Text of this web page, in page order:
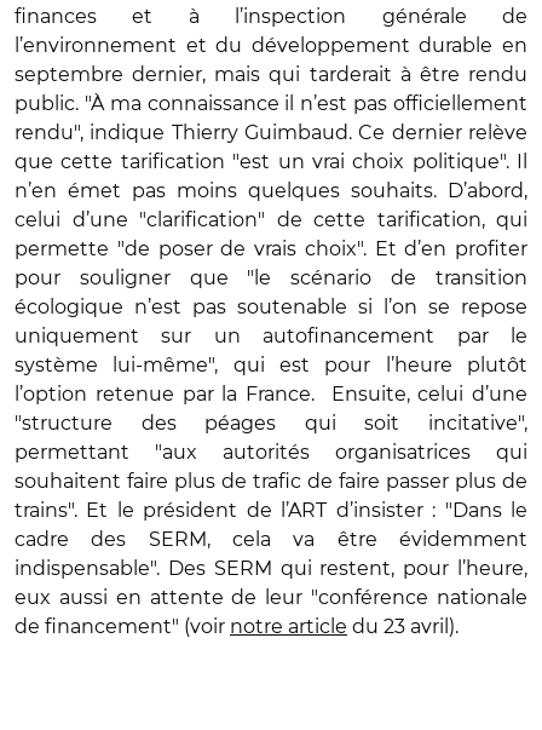
finances et à l’inspection générale de
l’environnement et du développement durable en
septembre dernier, mais qui tarderait à être rendu
public. "À ma connaissance il n’est pas officiellement
rendu", indique Thierry Guimbaud. Ce dernier relève
que cette tarification "est un vrai choix politique". Il
n’en émet pas moins quelques souhaits. D’abord,
celui d’une "clarification" de cette tarification, qui
permette "de poser de vrais choix". Et d’en profiter
pour souligner que "le scénario de transition
écologique n’est pas soutenable si l’on se repose
uniquement sur un autofinancement par le
système lui-même", qui est pour l’heure plutôt
l’option retenue par la France. Ensuite, celui d’une
"structure des péages qui soit incitative",
permettant "aux autorités organisatrices qui
souhaitent faire plus de trafic de faire passer plus de
trains". Et le président de l’ART d’insister : "Dans le
cadre des SERM, cela va être évidemment
indispensable". Des SERM qui restent, pour l’heure,
eux aussi en attente de leur "conférence nationale
de financement" (voir notre article du 23 avril).